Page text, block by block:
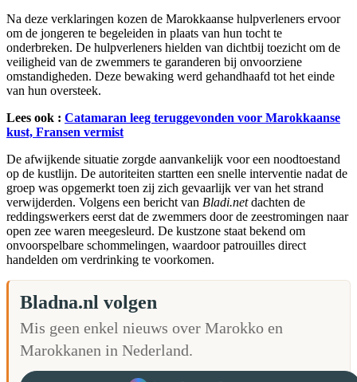
Na deze verklaringen kozen de Marokkaanse hulpverleners ervoor
om de jongeren te begeleiden in plaats van hun tocht te
onderbreken. De hulpverleners hielden van dichtbij toezicht om de
veiligheid van de zwemmers te garanderen bij onvoorziene
omstandigheden. Deze bewaking werd gehandhaafd tot het einde
van hun oversteek.
Lees ook : Catamaran leeg teruggevonden voor Marokkaanse
kust, Fransen vermist
De afwijkende situatie zorgde aanvankelijk voor een noodtoestand
op de kustlijn. De autoriteiten startten een snelle interventie nadat de
groep was opgemerkt toen zij zich gevaarlijk ver van het strand
verwijderden. Volgens een bericht van Bladi.netdachten de
reddingswerkers eerst dat de zwemmers door de zeestromingen naar
open zee waren meegesleurd. De kustzone staat bekend om
onvoorspelbare schommelingen, waardoor patrouilles direct
handelden om verdrinking te voorkomen.
Bladna.nl volgen
Mis geen enkel nieuws over Marokko en
Marokkanen in Nederland.